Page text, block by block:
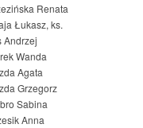
Renata
Łukasz, ks.
Andrzej
Wanda
Agata
Grzegorz
Sabina
Anna